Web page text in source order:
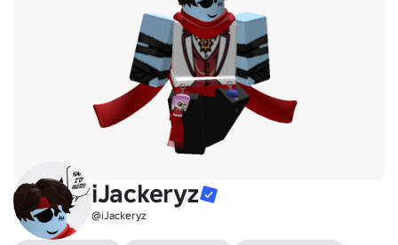
iJackeryz
@iJackeryz